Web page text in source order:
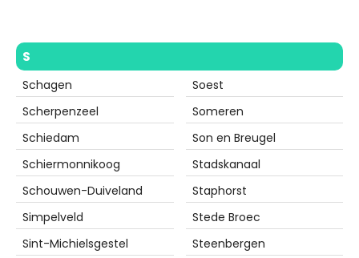
S
Schagen
Scherpenzeel
Schiedam
Schiermonnikoog
Schouwen-Duiveland
Simpelveld
Sint-Michielsgestel
Soest
Someren
Son en Breugel
Stadskanaal
Staphorst
Stede Broec
Steenbergen